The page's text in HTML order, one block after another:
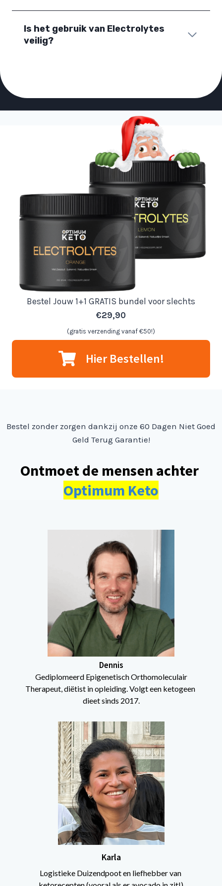
Is het gebruik van Electrolytes
veilig?
Bestel Jouw 1+1 GRATIS bundel voor slechts
€29,90
(gratis verzending vanaf €50!)
Hier Bestellen!
Bestel zonder zorgen dankzij onze 60 Dagen Niet Goed
Geld Terug Garantie!
Optimum Keto
Dennis
Therapeut, diëtist in opleiding. Volgt een ketogeen
dieet sinds 2017.
Karla
Logistieke Duizendpoot en liefhebber van